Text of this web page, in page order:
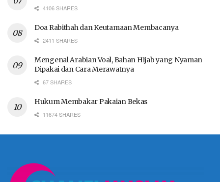
4106 SHARES
Doa Rabithah dan Keutamaan Membacanya
2411 SHARES
Mengenal Arabian Voal, Bahan Hijab yang Nyaman
Dipakai dan Cara Merawatnya
67 SHARES
Hukum Membakar Pakaian Bekas
11674 SHARES